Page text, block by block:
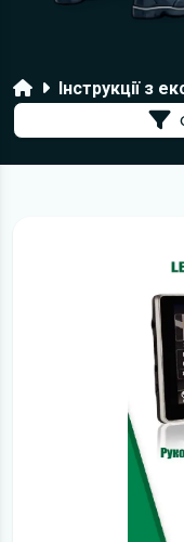
ГоловнаІнструкції з